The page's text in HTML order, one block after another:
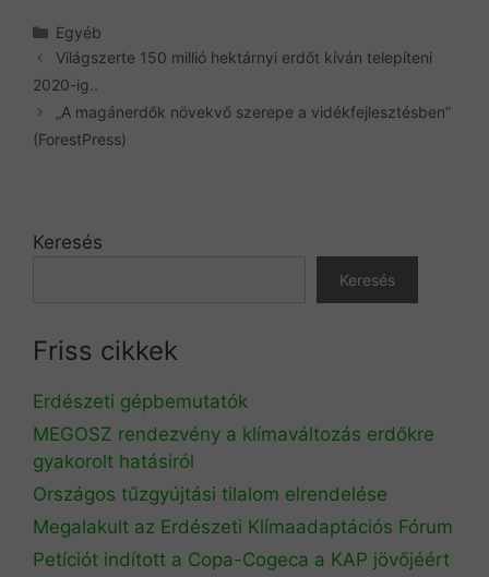
Kategória
Egyéb
Világszerte 150 millió hektárnyi erdőt kíván telepíteni
2020-ig..
„A magánerdők növekvő szerepe a vidékfejlesztésben”
(ForestPress)
Keresés
Keresés
Friss cikkek
Erdészeti gépbemutatók
MEGOSZ rendezvény a klímaváltozás erdőkre
gyakorolt hatásiról
Országos tűzgyújtási tilalom elrendelése
Megalakult az Erdészeti Klímaadaptációs Fórum
Petíciót indított a Copa-Cogeca a KAP jövőjéért